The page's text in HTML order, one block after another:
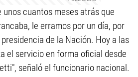
cuantos meses atrás que
le erramos por un día, por
de la Nación. Hoy a las
el servicio en forma oficial desde
señaló el funcionario nacional.